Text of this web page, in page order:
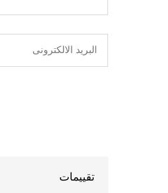
تقييمات